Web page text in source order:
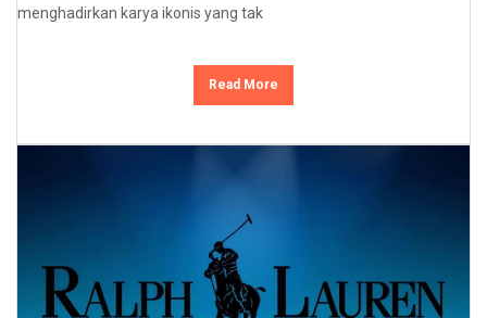
menghadirkan karya ikonis yang tak
Read More